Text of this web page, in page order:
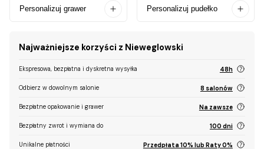
Personalizuj grawer Personalizuj pudełko
Najważniejsze korzyści z Nieweglowski
Ekspresowa, bezpłatna i dyskretna wysyłka 48h
Odbierz w dowolnym salonie 8 salonów
Bezpłatne opakowanie i grawer Na zawsze
Bezpłatny zwrot i wymiana do 100 dni
Unikalne płatności Przedpłata 10% lub Raty 0%